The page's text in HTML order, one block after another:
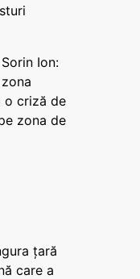
Ion:
o criză de
zona de
țară
care a